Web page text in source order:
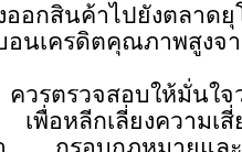
อกสินค้าไปยังตลาด
บอนเครดิตคุณภาพ
วรตรวจสอบให้มั่นใ
เพื่อหลีกเลี่ยงความ